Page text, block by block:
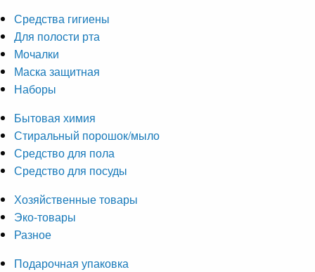
Средства гигиены
Для полости рта
Мочалки
Маска защитная
Наборы
Бытовая химия
Стиральный порошок/мыло
Средство для пола
Средство для посуды
Хозяйственные товары
Эко-товары
Разное
Подарочная упаковка